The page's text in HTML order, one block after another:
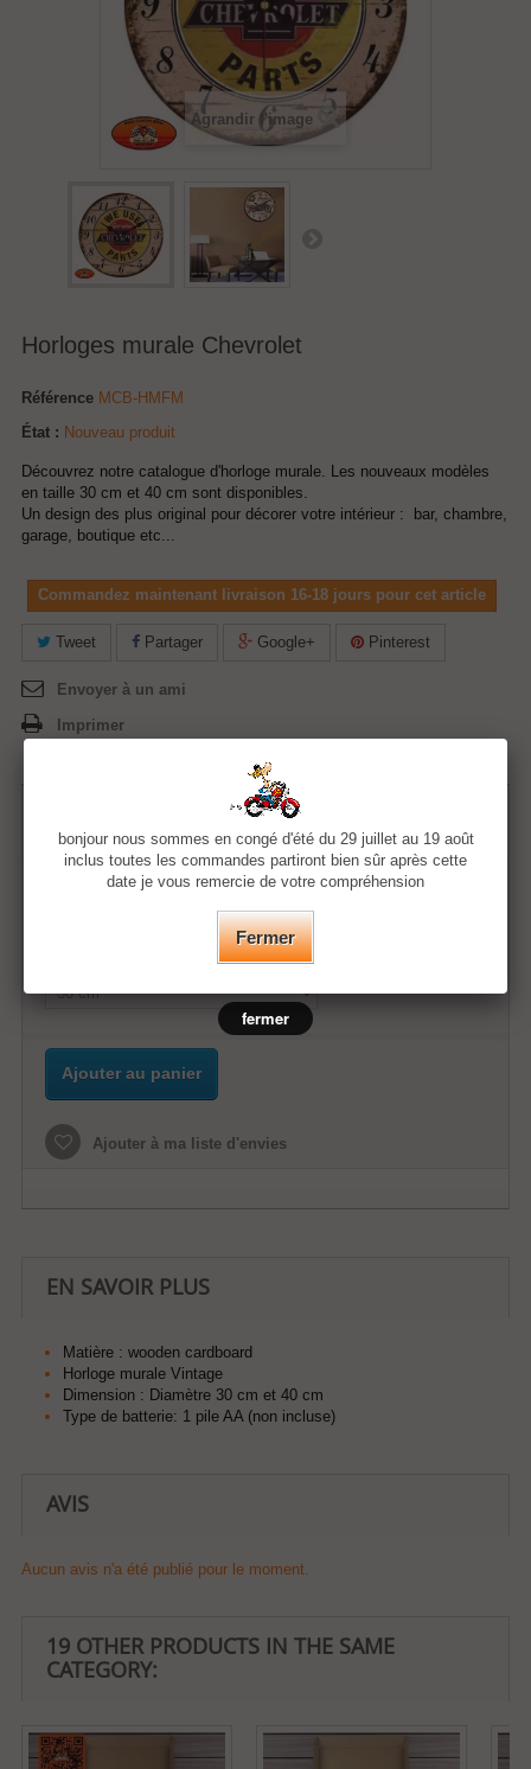
Agrandir l'image
Horloges murale Chevrolet
Référence MCB-HMFM
État : Nouveau produit
Découvrez notre catalogue d'horloge murale. Les nouveaux modèles
en taille 30 cm et 40 cm sont disponibles.
Un design des plus original pour décorer votre intérieur : bar, chambre,
garage, boutique etc...
Commandez maintenant livraison 16-18 jours pour cet article
Tweet Partager Google+ Pinterest
Envoyer à un ami
Imprimer
Ajouter au panier
Ajouter à ma liste d'envies
EN SAVOIR PLUS
Matière : wooden cardboard
Horloge murale Vintage
Dimension : Diamètre 30 cm et 40 cm
Type de batterie: 1 pile AA (non incluse)
AVIS
Aucun avis n'a été publié pour le moment.
19 OTHER PRODUCTS IN THE SAME
CATEGORY:
bonjour nous sommes en congé d'été du 29 juillet au 19 août
inclus toutes les commandes partiront bien sûr après cette
date je vous remercie de votre compréhension
Fermer
fermer